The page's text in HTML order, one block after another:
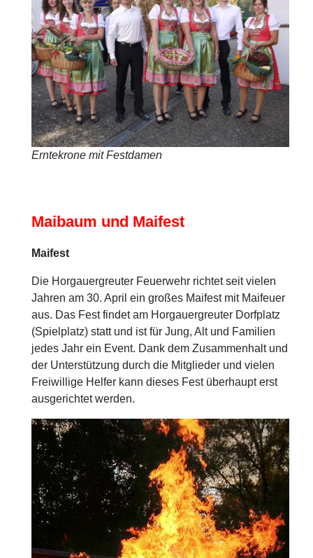
Erntekrone mit Festdamen
Maibaum und Maifest
Maifest
Die Horgauergreuter Feuerwehr richtet seit vielen
Jahren am 30. April ein großes Maifest mit Maifeuer
aus. Das Fest findet am Horgauergreuter Dorfplatz
(Spielplatz) statt und ist für Jung, Alt und Familien
jedes Jahr ein Event. Dank dem Zusammenhalt und
der Unterstützung durch die Mitglieder und vielen
Freiwillige Helfer kann dieses Fest überhaupt erst
ausgerichtet werden.